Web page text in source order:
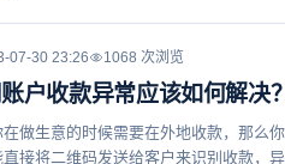
07-30 23:26 1068 次浏览
户收款异常应该如何解决
在做生意的时候需要在外地收款，那么
直接将二维码发送给客户来识别收款，